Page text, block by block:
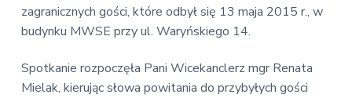
zagranicznych gości, które odbył się 13 maja 2015 r., w
budynku MWSE przy ul. Waryńskiego 14.
Spotkanie rozpoczęła Pani Wicekanclerz mgr Renata
Mielak, kierując słowa powitania do przybyłych gości